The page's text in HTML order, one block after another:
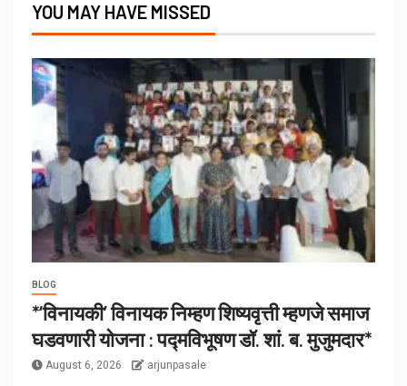
YOU MAY HAVE MISSED
BLOG
*‘विनायकी’ विनायक निम्हण शिष्यवृत्ती म्हणजे समाज
घडवणारी योजना : पद्मविभूषण डॉ. शां. ब. मुजुमदार*
August 6, 2026 arjunpasale